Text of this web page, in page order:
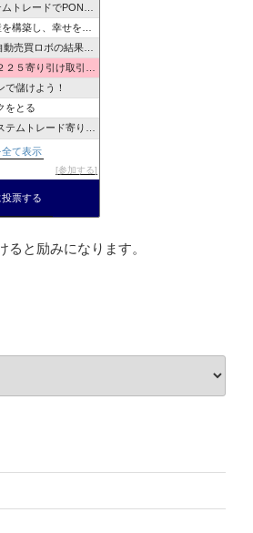
レードでPONPON！
せを実現するMarkのブログ
買ロボの結果を発信
寄り引け取引の記録
で儲けよう！
をとる
レード寄り引けブログ
に眺める
ボリューション
て表示
参加する
票する
ると励みになります。